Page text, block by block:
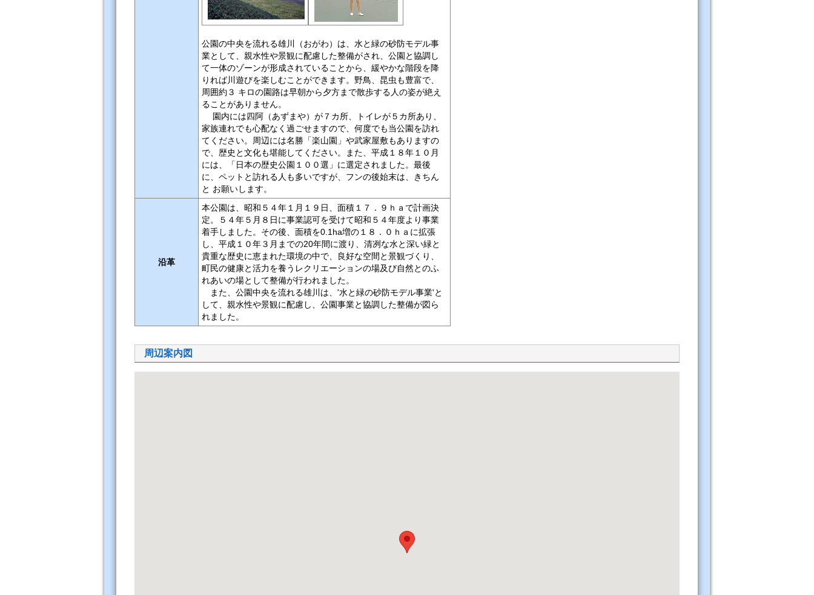
公園の中央を流れる雄川（おがわ）は、水と緑の砂防モデル事
業として、親水性や景観に配慮した整備がされ、公園と協調し
て一体のゾーンが形成されていることから、緩やかな階段を降
りれば川遊びを楽しむことができます。野鳥、昆虫も豊富で、
周囲約３ キロの園路は早朝から夕方まで散歩する人の姿が絶え
ることがありません。
園内には四阿（あずまや）が７カ所、トイレが５カ所あり、
家族連れでも心配なく過ごせますので、何度でも当公園を訪れ
てください。周辺には名勝「楽山園」や武家屋敷もありますの
で、歴史と文化も堪能してください。また、平成１８年１０月
には、「日本の歴史公園１００選」に選定されました。最後
に、ペットと訪れる人も多いですが、フンの後始末は、きちん
と お願いします。
沿革
本公園は、昭和５４年１月１９日、面積１７．９ｈａで計画決
定。５４年５月８日に事業認可を受けて昭和５４年度より事業
着手しました。その後、面積を0.1ha増の１８．０ｈａに拡張
し、平成１０年３月までの20年間に渡り、清冽な水と深い緑と
貴重な歴史に恵まれた環境の中で、良好な空間と景観づくり、
町民の健康と活力を養うレクリエーションの場及び自然とのふ
れあいの場として整備が行われました。
また、公園中央を流れる雄川は、'水と緑の砂防モデル事業'と
して、親水性や景観に配慮し、公園事業と協調した整備が図ら
れました。
周辺案内図